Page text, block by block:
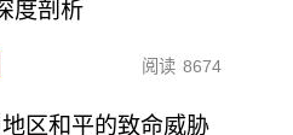
度剖析
阅读 8674
区和平的致命威胁